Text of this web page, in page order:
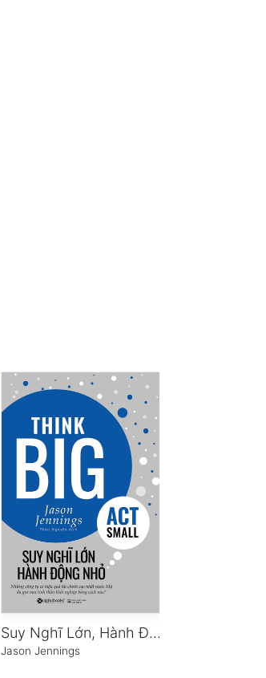
Suy Nghĩ Lớn, Hành Động Nhỏ
Jason Jennings